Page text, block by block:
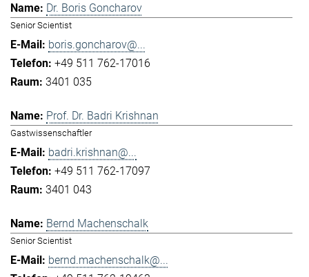
Dr. Boris Goncharov
Senior Scientist
boris.goncharov@...
+49 511 762-17016
3401 035
Prof. Dr. Badri Krishnan
Gastwissenschaftler
badri.krishnan@...
+49 511 762-17097
3401 043
Bernd Machenschalk
Senior Scientist
bernd.machenschalk@...